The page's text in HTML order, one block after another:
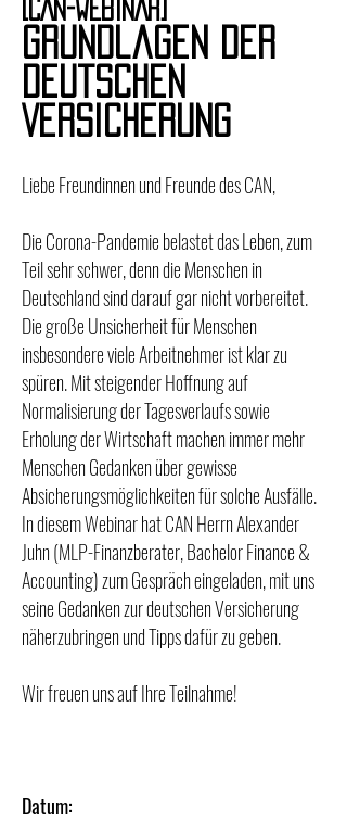
[CAN-WEBINAR]
Grundlagen der
Deutschen
VeRsicherung
Liebe Freundinnen und Freunde des CAN,
Die Corona-Pandemie belastet das Leben, zum
Teil sehr schwer, denn die Menschen in
Deutschland sind darauf gar nicht vorbereitet.
Die große Unsicherheit für Menschen
insbesondere viele Arbeitnehmer ist klar zu
spüren. Mit steigender Hoffnung auf
Normalisierung der Tagesverlaufs sowie
Erholung der Wirtschaft machen immer mehr
Menschen Gedanken über gewisse
Absicherungsmöglichkeiten für solche Ausfälle.
In diesem Webinar hat CAN Herrn Alexander
Juhn (MLP-Finanzberater, Bachelor Finance &
Accounting) zum Gespräch eingeladen, mit uns
seine Gedanken zur deutschen Versicherung
näherzubringen und Tipps dafür zu geben.
Wir freuen uns auf Ihre Teilnahme!
Datum: